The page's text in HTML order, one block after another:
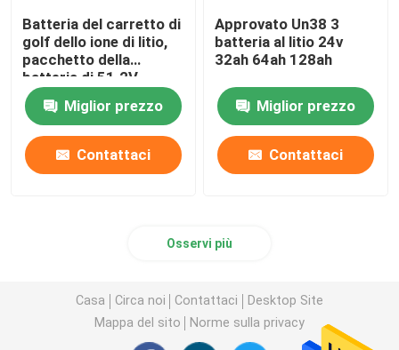
Batteria del carretto di
golf dello ione di litio,
pacchetto della
batteria di 51.2V
105Ah LiFePo4
Miglior prezzo
Contattaci
Approvato Un38 3
batteria al litio 24v
32ah 64ah 128ah
Miglior prezzo
Contattaci
Osservi più
Casa Circa noi Contattaci
Desktop Site
Mappa del sito
Norme sulla privacy